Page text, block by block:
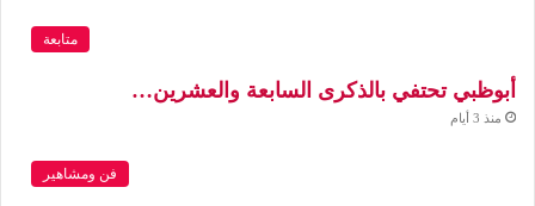
متابعة
أبوظبي تحتفي بالذكرى السابعة والعشرين…
منذ 3 أيام
فن ومشاهير